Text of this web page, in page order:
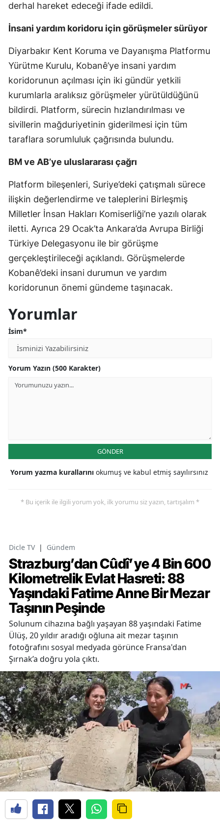
derhal hareket edeceği ifade edildi.
İnsani yardım koridoru için görüşmeler sürüyor
Diyarbakır Kent Koruma ve Dayanışma Platformu
Yürütme Kurulu, Kobanê’ye insani yardım
koridorunun açılması için iki gündür yetkili
kurumlarla aralıksız görüşmeler yürütüldüğünü
bildirdi. Platform, sürecin hızlandırılması ve
sivillerin mağduriyetinin giderilmesi için tüm
taraflara sorumluluk çağrısında bulundu.
BM ve AB’ye uluslararası çağrı
Platform bileşenleri, Suriye’deki çatışmalı sürece
ilişkin değerlendirme ve taleplerini Birleşmiş
Milletler İnsan Hakları Komiserliği’ne yazılı olarak
iletti. Ayrıca 29 Ocak’ta Ankara’da Avrupa Birliği
Türkiye Delegasyonu ile bir görüşme
gerçekleştirileceği açıklandı. Görüşmelerde
Kobanê’deki insani durumun ve yardım
koridorunun önemi gündeme taşınacak.
Yorumlar
İsim*
Yorum Yazın (500 Karakter)
GÖNDER
Yorum yazma kurallarını okumuş ve kabul etmiş sayılırsınız
* Bu içerik ile ilgili yorum yok, ilk yorumu siz yazın, tartışalım *
Dicle TV | Gündem
Strazburg’dan Cûdî’ye 4 Bin 600
Kilometrelik Evlat Hasreti: 88
Yaşındaki Fatime Anne Bir Mezar
Taşının Peşinde
Solunum cihazına bağlı yaşayan 88 yaşındaki Fatime
Ülüş, 20 yıldır aradığı oğluna ait mezar taşının
fotoğrafını sosyal medyada görünce Fransa'dan
Şırnak’a doğru yola çıktı.